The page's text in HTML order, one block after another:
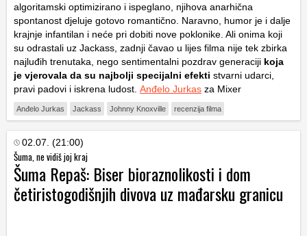
algoritamski optimizirano i ispeglano, njihova anarhična
spontanost djeluje gotovo romantično. Naravno, humor je i dalje
krajnje infantilan i neće pri dobiti nove poklonike. Ali onima koji
su odrastali uz Jackass, zadnji čavao u lijes filma nije tek zbirka
najluđih trenutaka, nego sentimentalni pozdrav generaciji koja
je vjerovala da su najbolji specijalni efekti stvarni udarci,
pravi padovi i iskrena ludost. Anđelo Jurkas za Mixer
Anđelo Jurkas Jackass Johnny Knoxville recenzija filma
02.07. (21:00)
Šuma, ne vidiš joj kraj
Šuma Repaš: Biser bioraznolikosti i dom
četiristogodišnjih divova uz mađarsku granicu